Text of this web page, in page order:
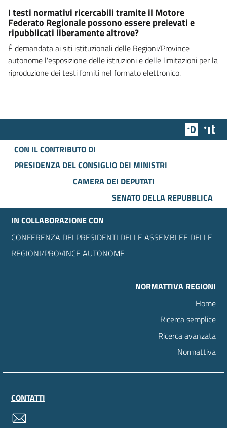
I testi normativi ricercabili tramite il Motore
Federato Regionale possono essere prelevati e
ripubblicati liberamente altrove?
È demandata ai siti istituzionali delle Regioni/Province
autonome l'esposizione delle istruzioni e delle limitazioni per la
riproduzione dei testi forniti nel formato elettronico.
Team
CON IL CONTRIBUTO DI
PRESIDENZA DEL CONSIGLIO DEI MINISTRI
CAMERA DEI DEPUTATI
SENATO DELLA REPUBBLICA
IN COLLABORAZIONE CON
CONFERENZA DEI PRESIDENTI DELLE ASSEMBLEE DELLE
REGIONI/PROVINCE AUTONOME
NORMATTIVA REGIONI
Home
Ricerca semplice
Ricerca avanzata
Normattiva
CONTATTI